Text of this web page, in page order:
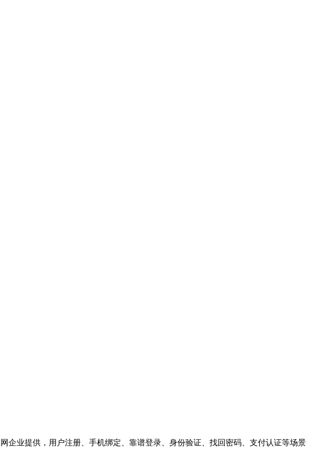
业提供，用户注册、手机绑定、靠谱登录、身份验证、找回密码、支付认证等场景